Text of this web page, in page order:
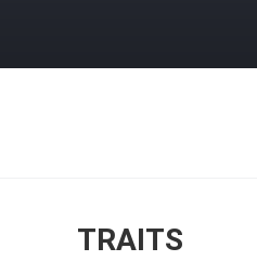
TRAITS